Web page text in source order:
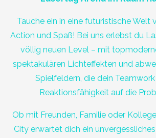
Tauche ein in eine futuristische Welt
Action und Spaß! Bei uns erlebst du
völlig neuen Level – mit
spektakulären Lichteffekten und
Spielfeldern, die dein
Reaktionsfähigkeit auf die
Ob mit Freunden, Familie oder
City erwartet dich ein